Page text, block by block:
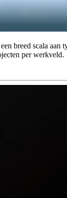
breed scala aan
per werkveld.